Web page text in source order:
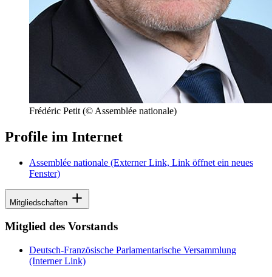
Frédéric Petit (© Assemblée nationale)
Profile im Internet
Assemblée nationale (Externer Link, Link öffnet ein neues
Fenster)
Mitgliedschaften
Mitglied des Vorstands
Deutsch-Französische Parlamentarische Versammlung
(Interner Link)